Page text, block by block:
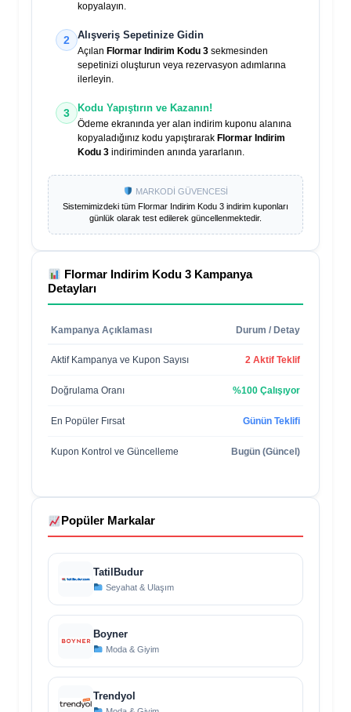
kopyalayın.
2 Alışveriş Sepetinize Gidin
Açılan Flormar Indirim Kodu 3 sekmesinden
sepetinizi oluşturun veya rezervasyon adımlarına
ilerleyin.
3 Kodu Yapıştırın ve Kazanın!
Ödeme ekranında yer alan indirim kuponu alanına
kopyaladığınız kodu yapıştırarak Flormar Indirim
Kodu 3 indiriminden anında yararlanın.
MARKODİ GÜVENCESİ
Sistemimizdeki tüm Flormar Indirim Kodu 3 indirim kuponları
günlük olarak test edilerek güncellenmektedir.
Flormar Indirim Kodu 3 Kampanya
Detayları
Kampanya Açıklaması Durum / Detay
Aktif Kampanya ve Kupon Sayısı 2 Aktif Teklif
Doğrulama Oranı %100 Çalışıyor
En Popüler Fırsat Günün Teklifi
Kupon Kontrol ve Güncelleme Bugün (Güncel)
Popüler Markalar
TatilBudur
Seyahat & Ulaşım
Boyner
Moda & Giyim
Trendyol